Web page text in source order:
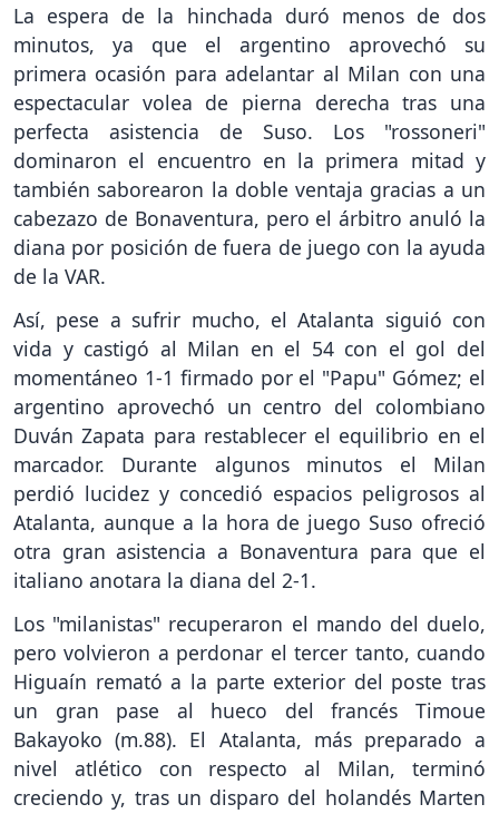
La espera de la hinchada duró menos de dos
minutos, ya que el argentino aprovechó su
primera ocasión para adelantar al Milan con una
espectacular volea de pierna derecha tras una
perfecta asistencia de Suso. Los "rossoneri"
dominaron el encuentro en la primera mitad y
también saborearon la doble ventaja gracias a un
cabezazo de Bonaventura, pero el árbitro anuló la
diana por posición de fuera de juego con la ayuda
de la VAR.
Así, pese a sufrir mucho, el Atalanta siguió con
vida y castigó al Milan en el 54 con el gol del
momentáneo 1-1 firmado por el "Papu" Gómez; el
argentino aprovechó un centro del colombiano
Duván Zapata para restablecer el equilibrio en el
marcador. Durante algunos minutos el Milan
perdió lucidez y concedió espacios peligrosos al
Atalanta, aunque a la hora de juego Suso ofreció
otra gran asistencia a Bonaventura para que el
italiano anotara la diana del 2-1.
Los "milanistas" recuperaron el mando del duelo,
pero volvieron a perdonar el tercer tanto, cuando
Higuaín remató a la parte exterior del poste tras
un gran pase al hueco del francés Timoue
Bakayoko (m.88). El Atalanta, más preparado a
nivel atlético con respecto al Milan, terminó
creciendo y, tras un disparo del holandés Marten